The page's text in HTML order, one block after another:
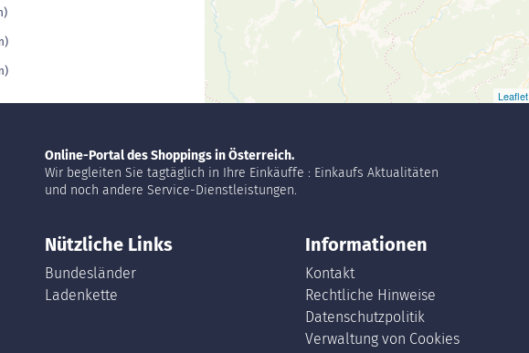
Leaflet
Online-Portal des Shoppings in Österreich.
Wir begleiten Sie tagtäglich in Ihre Einkäuffe : Einkaufs Aktualitäten
und noch andere Service-Dienstleistungen.
Nützliche Links
Bundesländer
Ladenkette
Informationen
Kontakt
Rechtliche Hinweise
Datenschutzpolitik
Verwaltung von Cookies